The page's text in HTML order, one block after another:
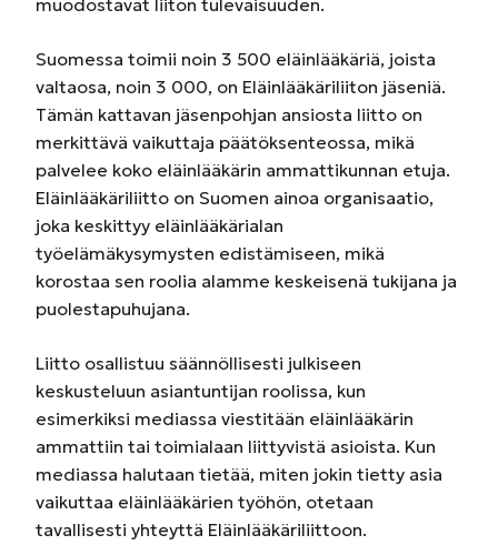
muodostavat liiton tulevaisuuden.
Suomessa toimii noin 3 500 eläinlääkäriä, joista
valtaosa, noin 3 000, on Eläinlääkäriliiton jäseniä.
Tämän kattavan jäsenpohjan ansiosta liitto on
merkittävä vaikuttaja päätöksenteossa, mikä
palvelee koko eläinlääkärin ammattikunnan etuja.
Eläinlääkäriliitto on Suomen ainoa organisaatio,
joka keskittyy eläinlääkärialan
työelämäkysymysten edistämiseen, mikä
korostaa sen roolia alamme keskeisenä tukijana ja
puolestapuhujana.
Liitto osallistuu säännöllisesti julkiseen
keskusteluun asiantuntijan roolissa, kun
esimerkiksi mediassa viestitään eläinlääkärin
ammattiin tai toimialaan liittyvistä asioista. Kun
mediassa halutaan tietää, miten jokin tietty asia
vaikuttaa eläinlääkärien työhön, otetaan
tavallisesti yhteyttä Eläinlääkäriliittoon.